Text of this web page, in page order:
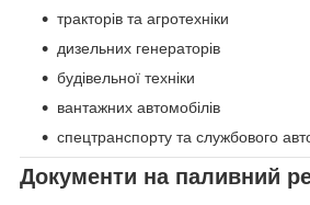
тракторів та агротехніки
дизельних генераторів
будівельної техніки
вантажних автомобілів
спецтранспорту та службового
Документи на паливний